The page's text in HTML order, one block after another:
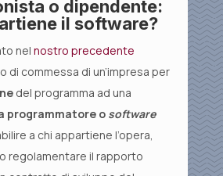
o dipendente:
il software?
nel nostro precedente
di commessa di un’impresa per
del programma ad una
programmatore o software
a chi appartiene l’opera,
regolamentare il rapporto